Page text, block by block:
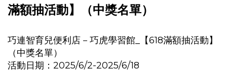
滿額抽活動】（中獎名單）
巧連智育兒便利店－巧虎學習館_【618滿額抽活動】
（中獎名單）
活動日期：2025/6/2-2025/6/18